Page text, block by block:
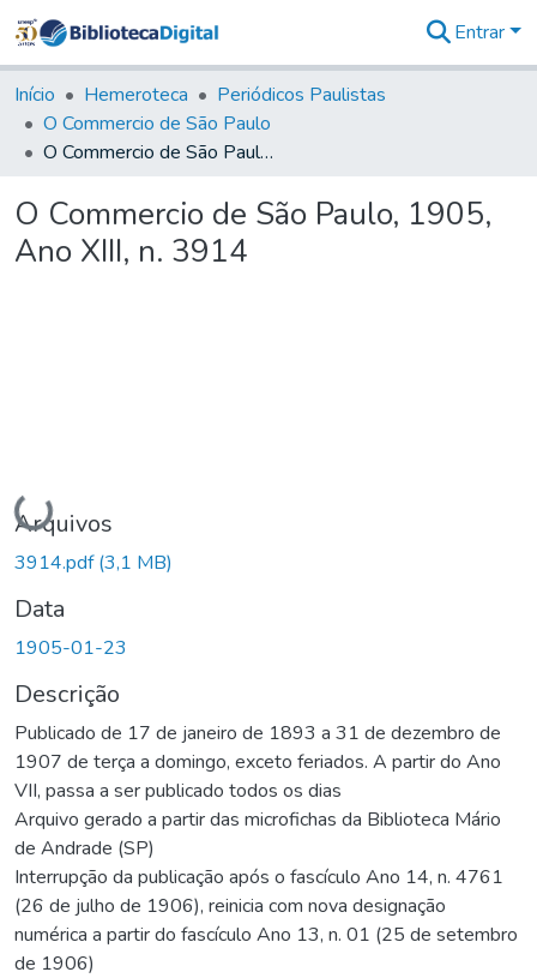
&
Coleções
Tudo na
Biblioteca
Estatísticas
Entrar
Início Hemeroteca
Periódicos Paulistas
O Commercio de São Paulo
O Commercio de São Paulo, 1905, Ano XIII, n. 3914
O Commercio de São Paulo, 1905,
Ano XIII, n. 3914
Carregando...
Arquivos
3914.pdf(3,1 MB)
Data
1905-01-23
Descrição
Publicado de 17 de janeiro de 1893 a 31 de dezembro de
1907 de terça a domingo, exceto feriados. A partir do Ano
VII, passa a ser publicado todos os dias
Arquivo gerado a partir das microfichas da Biblioteca Mário
de Andrade (SP)
Interrupção da publicação após o fascículo Ano 14, n. 4761
(26 de julho de 1906), reinicia com nova designação
numérica a partir do fascículo Ano 13, n. 01 (25 de setembro
de 1906)